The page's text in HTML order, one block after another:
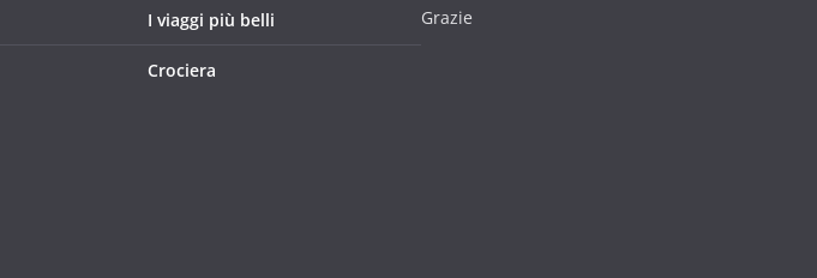
I viaggi più belli
Crociera
Grazie